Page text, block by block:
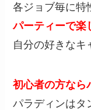
各ジョブ毎に特
パーティーで楽
自分の好きなキ
初心者の方なら
パラディンはタ